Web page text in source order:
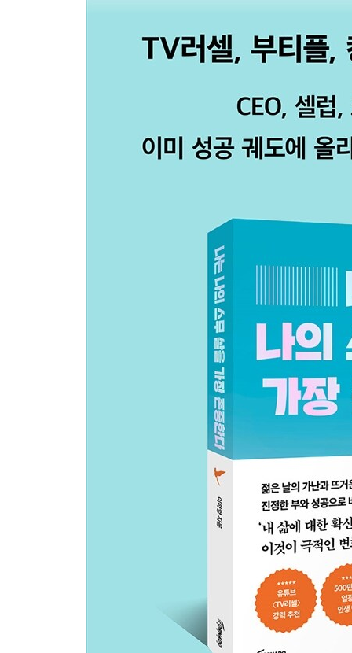
05. 말을 잘하고 싶다면 1
04. 부의 시작점 3: 시간
05. 풍요의 자리에 머물러라
5장 그 시간들을 보내고 깨달은 인생의 비밀
01. 함부로 열심히 살지 마라
02. 내 미래를 만드는 방법
03. 있는 자는 더 넉넉해지고, 없는 자는 더 가난해
04. 외모 집착과 콤플렉스에서 벗어나는 법
05. 부정적인 생각을 역이용하라
06. 바다가 내게 가르쳐준 것들
07. 오늘이 미래의 걱정으로만 채워질 때
에필로그 어머니가 남겨주신 인생의 모든 지혜